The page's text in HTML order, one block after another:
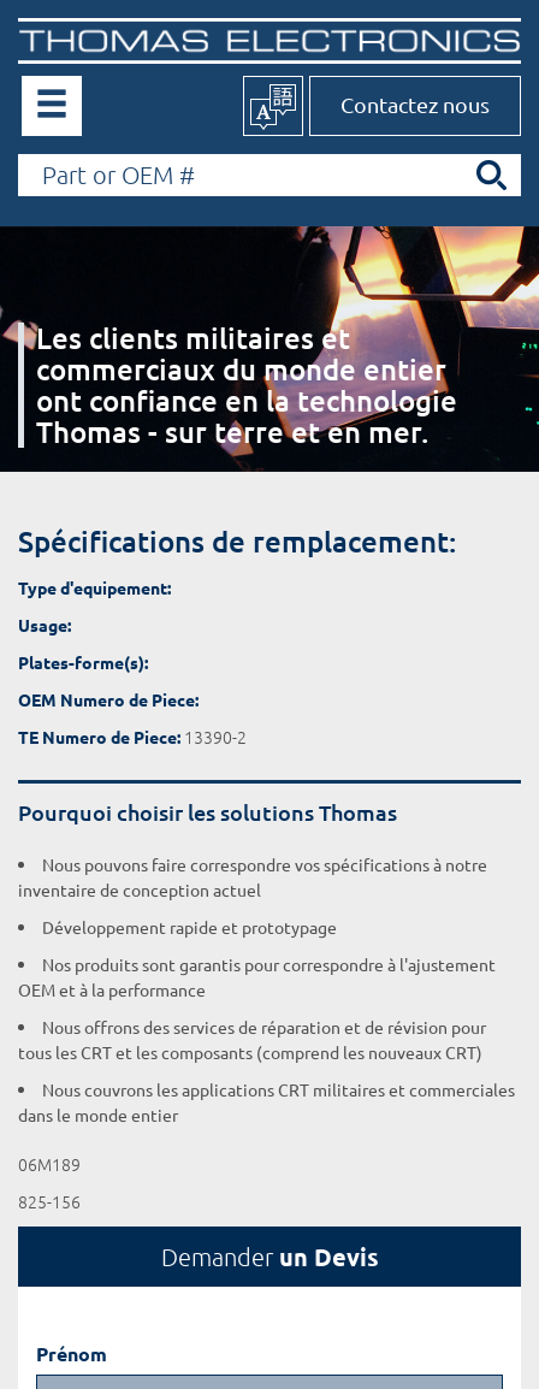
Contactez nous
Les clients militaires et
commerciaux du monde entier
ont confiance en la technologie
Thomas - sur terre et en mer.
Spécifications de remplacement:
Type d'equipement:
Usage:
Plates-forme(s):
OEM Numero de Piece:
TE Numero de Piece: 13390-2
Pourquoi choisir les solutions Thomas
Nous pouvons faire correspondre vos spécifications à notre
inventaire de conception actuel
Développement rapide et prototypage
Nos produits sont garantis pour correspondre à l'ajustement
OEM et à la performance
Nous offrons des services de réparation et de révision pour
tous les CRT et les composants (comprend les nouveaux CRT)
Nous couvrons les applications CRT militaires et commerciales
dans le monde entier
06M189
825-156
Demander un Devis
Prénom